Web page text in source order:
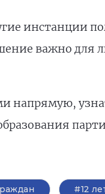
инстанции
важно для
напрямую,
#12